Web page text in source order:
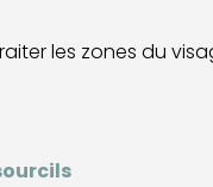
les zones du